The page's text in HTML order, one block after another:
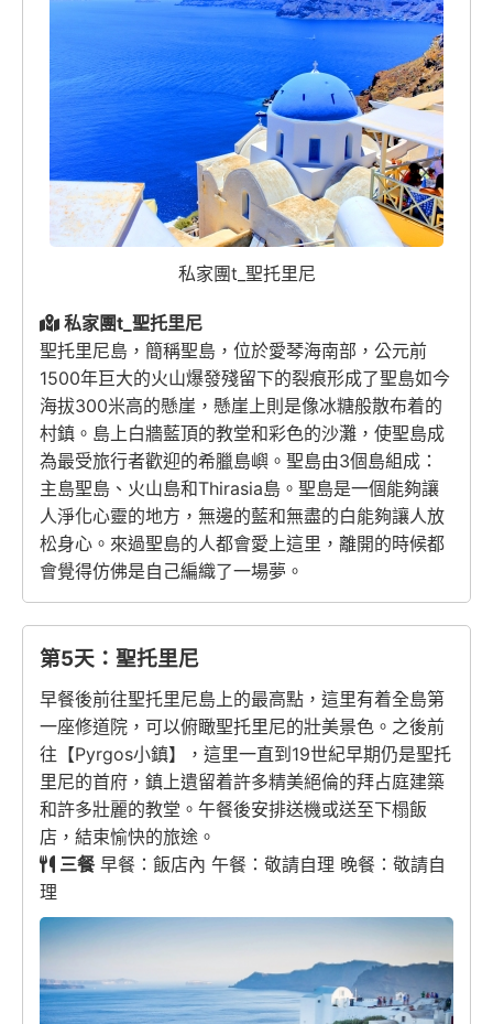
私家團t_聖托里尼
私家團t_聖托里尼
聖托里尼島，簡稱聖島，位於愛琴海南部，公元前
1500年巨大的火山爆發殘留下的裂痕形成了聖島如今
海拔300米高的懸崖，懸崖上則是像冰糖般散布着的
村鎮。島上白牆藍頂的教堂和彩色的沙灘，使聖島成
為最受旅行者歡迎的希臘島嶼。聖島由3個島組成：
主島聖島、火山島和Thirasia島。聖島是一個能夠讓
人淨化心靈的地方，無邊的藍和無盡的白能夠讓人放
松身心。來過聖島的人都會愛上這里，離開的時候都
會覺得仿佛是自己編織了一場夢。
第5天：聖托里尼
早餐後前往聖托里尼島上的最高點，這里有着全島第
一座修道院，可以俯瞰聖托里尼的壯美景色。之後前
往【Pyrgos小鎮】，這里一直到19世紀早期仍是聖托
里尼的首府，鎮上遺留着許多精美絕倫的拜占庭建築
和許多壯麗的教堂。午餐後安排送機或送至下榻飯
店，結束愉快的旅途。
三餐早餐：飯店內 午餐：敬請自理 晚餐：敬請自
理